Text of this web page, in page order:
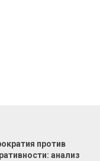
против
анализ